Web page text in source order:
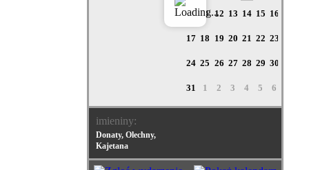
10 11 12 13 14 15 16
17 18 19 20 21 22 23
24 25 26 27 28 29 30
31 1 2 3 4 5 6
imieniny:
Donaty, Olechny,
Kajetana